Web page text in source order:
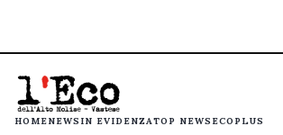
HOMENEWS IN EVIDENZATOP NEWS ECOPLUS